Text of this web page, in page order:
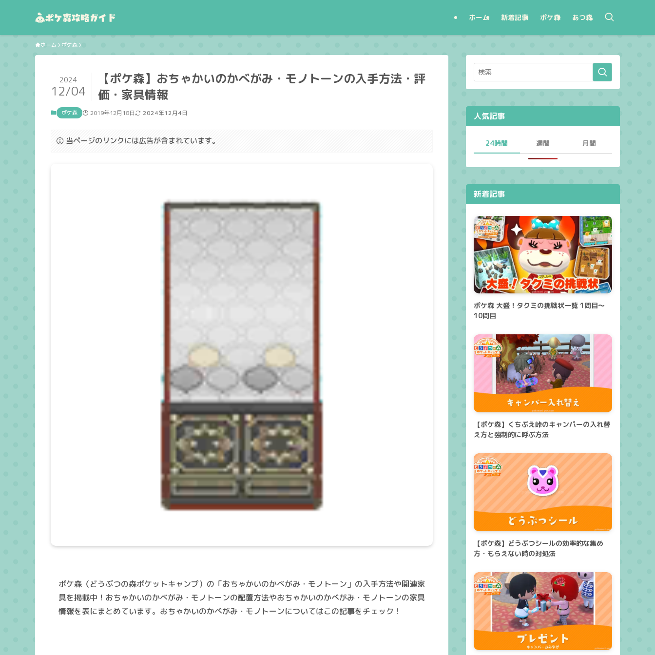
ホーム 新着記事 ポケ森 あつ森
ホーム ポケ森
【ポケ森】おちゃかいのかべがみ・モノトーンの入手方法・評
価・家具情報
2024
12/04
ポケ森 2019年12月18日 2024年12月4日
当ページのリンクには広告が含まれています。
ポケ森（どうぶつの森ポケットキャンプ）の「おちゃかいのかべがみ・モノトーン」の入手方法や関連家
具を掲載中！おちゃかいのかべがみ・モノトーンの配置方法やおちゃかいのかべがみ・モノトーンの家具
情報を表にまとめています。おちゃかいのかべがみ・モノトーンについてはこの記事をチェック！
人気記事
24時間 週間 月間
新着記事
ポケ森 大盛！タクミの挑戦状一覧 1問目～
10問目
【ポケ森】くちぶえ峠のキャンパーの入れ替
え方と強制的に呼ぶ方法
【ポケ森】どうぶつシールの効率的な集め
方・もらえない時の対処法